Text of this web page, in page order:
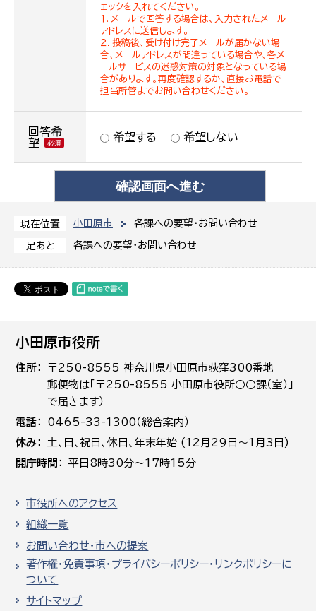
現在位置 小田原市 各課への要望・お問い合わせ
足あと 各課への要望・お問い合わせ
ェックを入れてください。
１．メールで回答する場合は、入力されたメール
アドレスに送信します。
２．投稿後、受け付け完了メールが届かない場
合、メールアドレスが間違っている場合や、各メ
ールサービスの迷惑対策の対象となっている場
合があります。再度確認するか、直接お電話で
担当所管までお問い合わせください。
回答希
望
希望する 希望しない
小田原市役所
住所
〒250-8555 神奈川県小田原市荻窪300番地
郵便物は「〒250-8555 小田原市役所○○課（室）」
で届きます）
電話
0465-33-1300（総合案内）
休み
土､日､祝日、休日、年末年始 (12月29日～1月3日)
開庁時間
平日8時30分～17時15分
市役所へのアクセス
組織一覧
お問い合わせ・市への提案
著作権・免責事項・プライバシーポリシー・リンクポリシーに
ついて
サイトマップ